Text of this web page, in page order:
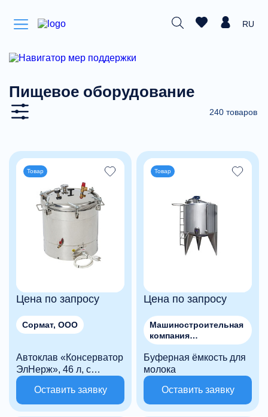
RU
Пищевое оборудование
240 товаров
Товар
Цена по запросу
Сормат, ООО
Автоклав «Консерватор
ЭлНерж», 46 л, с
фальшдном
Оставить заявку
Товар
Цена по запросу
Машиностроительная
компания
"МЕТАЛЛСТРОЙМАШ"
, ООО
Буферная ёмкость для
молока
Оставить заявку